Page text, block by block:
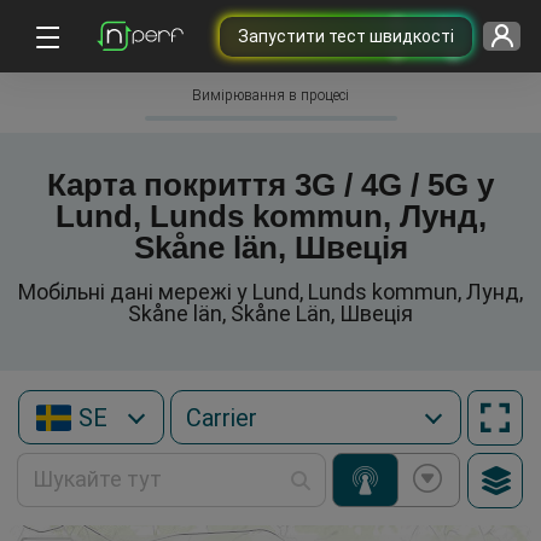
Запустити тест швидкості
Вимірювання в процесі
Карта покриття 3G / 4G / 5G у
Lund, Lunds kommun, Лунд,
Skåne län, Швеція
Мобільні дані мережі у Lund, Lunds kommun, Лунд,
Skåne län, Skåne Län, Швеція
SE